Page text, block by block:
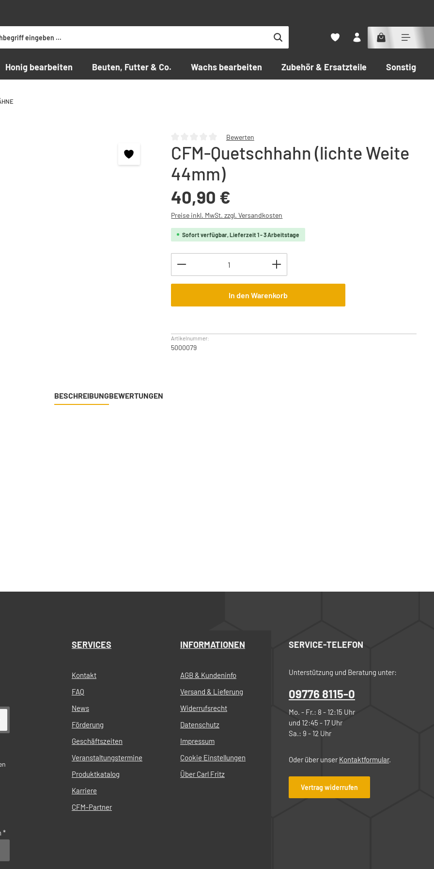
Honig bearbeiten Beuten, Futter & Co. Wachs bearbeiten Zubehör & Ersatzteile Sonstiges
Durchschnittliche Bewertung von 0 von 5 Sternen
Bewerten
CFM-Quetschhahn (lichte Weite
44mm)
40,90 €
Preise inkl. MwSt. zzgl. Versandkosten
Sofort verfügbar, Lieferzeit 1 - 3 Arbeitstage
Produkt Anzahl: Gib den gewünschten Wert ein
In den Warenkorb
Artikelnummer:
5000079
BESCHREIBUNGBEWERTUNGEN
*
SERVICES
Kontakt
FAQ
News
Förderung
Geschäftszeiten
Veranstaltungstermine
Produktkatalog
Karriere
CFM-Partner
INFORMATIONEN
AGB & Kundeninfo
Versand & Lieferung
Widerrufsrecht
Datenschutz
Impressum
Cookie Einstellungen
Über Carl Fritz
SERVICE-TELEFON
Unterstützung und Beratung unter:
09776 8115-0
Mo. - Fr.: 8 - 12:15 Uhr
und 12:45 - 17 Uhr
Sa.: 9 - 12 Uhr
Oder über unser Kontaktformular.
Vertrag widerrufen